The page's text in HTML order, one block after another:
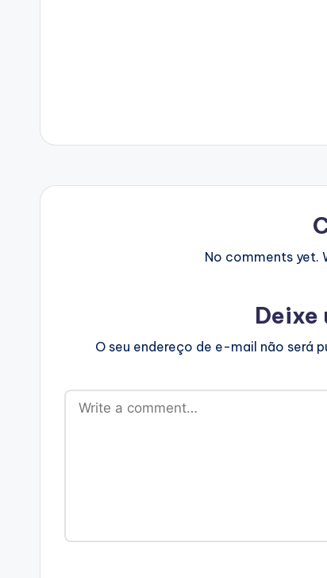
No comments yet.
Deixe
O seu endereço de e-mail não será